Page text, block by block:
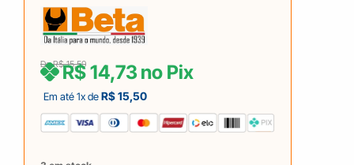
DeR$15,50
Em até 1x deR$15,50
R$14,73no Pix